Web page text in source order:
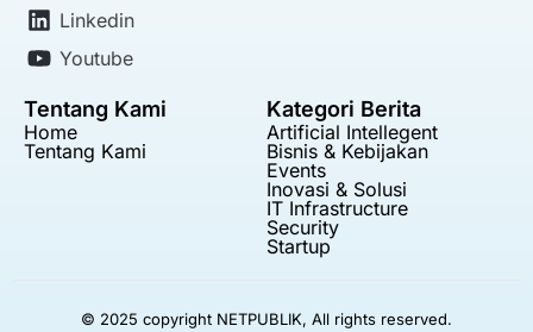
Linkedin
Youtube
Tentang Kami
Home
Tentang Kami
Kategori Berita
Artificial Intellegent
Bisnis & Kebijakan
Events
Inovasi & Solusi
IT Infrastructure
Security
Startup
© 2025 copyright NETPUBLIK, All rights reserved.